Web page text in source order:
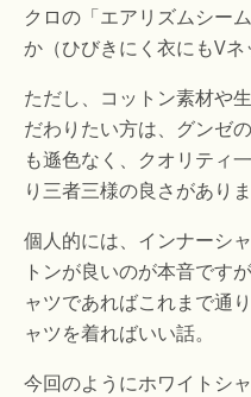
クロの「エアリズムシー
か（ひびきにく衣にもVネ
ただし、コットン素材や
だわりたい方は、グンゼ
も遜色なく、クオリティ
り三者三様の良さがありま
個人的には、インナーシ
トンが良いのが本音です
ャツであればこれまで通
ャツを着ればいい話。
今回のようにホワイトシ